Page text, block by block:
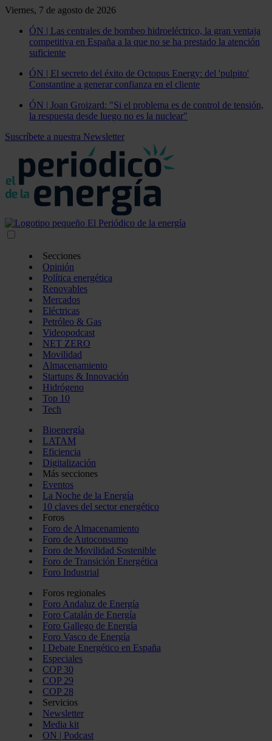
Viernes, 7 de agosto de 2026
ÓN | Las centrales de bombeo hidroeléctrico, la gran ventaja
competitiva en España a la que no se ha prestado la atención
suficiente
ÓN | El secreto del éxito de Octopus Energy: del 'pulpito'
Constantine a generar confianza en el cliente
ÓN | Joan Groizard: "Si el problema es de control de tensión,
la respuesta desde luego no es la nuclear"
Suscríbete a nuestra Newsletter
Secciones
Opinión
Política energética
Renovables
Mercados
Eléctricas
Petróleo & Gas
Videopodcast
NET ZERO
Movilidad
Almacenamiento
Startups & Innovación
Hidrógeno
Top 10
Tech
Bioenergía
LATAM
Eficiencia
Digitalización
Más secciones
Eventos
La Noche de la Energía
10 claves del sector energético
Foros
Foro de Almacenamiento
Foro de Autoconsumo
Foro de Movilidad Sostenible
Foro de Transición Energética
Foro Industrial
Foros regionales
Foro Andaluz de Energía
Foro Catalán de Energía
Foro Gallego de Energía
Foro Vasco de Energía
I Debate Energético en España
Especiales
COP 30
COP 29
COP 28
Servicios
Newsletter
Media kit
ON | Podcast